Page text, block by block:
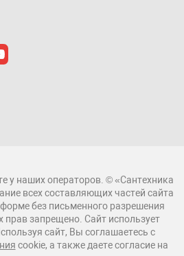
у наших операторов. © «Сантехника
всех составляющих частей сайта
без письменного разрешения
прав запрещено. Сайт использует
сайт, Вы соглашаетесь с
cookie, а также даете согласие на